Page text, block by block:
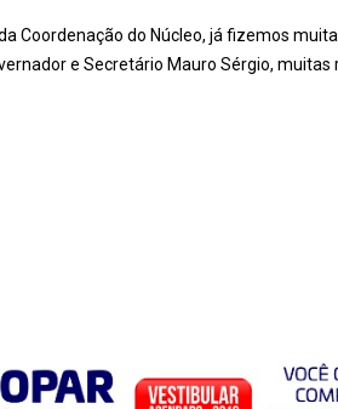
Coordenação do Núcleo, já fizemos
e Secretário Mauro Sérgio,